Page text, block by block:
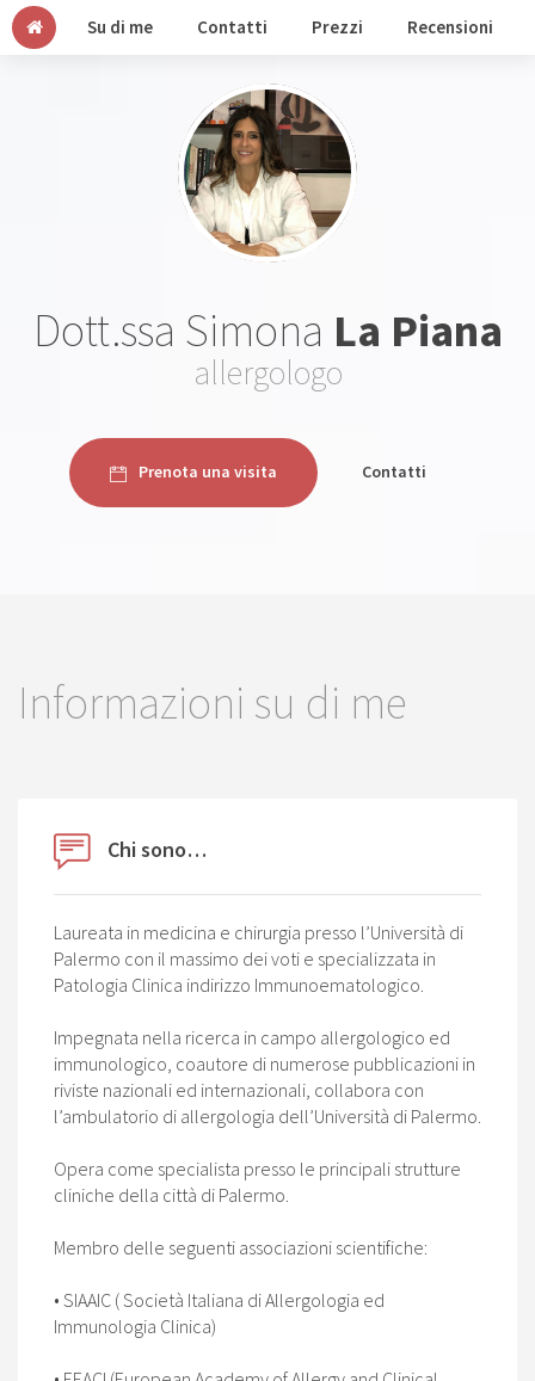
Su di me Contatti Prezzi Recensioni
Dott.ssa Simona La Piana
allergologo
Prenota una visita Contatti
Informazioni su di me
Chi sono…
Laureata in medicina e chirurgia presso l’Università di
Palermo con il massimo dei voti e specializzata in
Patologia Clinica indirizzo Immunoematologico.
Impegnata nella ricerca in campo allergologico ed
immunologico, coautore di numerose pubblicazioni in
riviste nazionali ed internazionali, collabora con
l’ambulatorio di allergologia dell’Università di Palermo.
Opera come specialista presso le principali strutture
cliniche della città di Palermo.
Membro delle seguenti associazioni scientifiche:
• SIAAIC ( Società Italiana di Allergologia ed
Immunologia Clinica)